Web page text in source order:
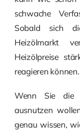
schwache
Sobald sich
Heizölmarkt
Heizölpreise
reagieren können.
Wenn Sie die
ausnutzen
genau wissen,